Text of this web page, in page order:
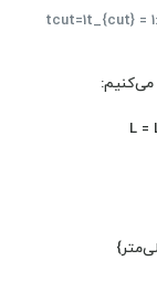
t_{cut} = 1
tcut​=1
می‌کنیم:
L =